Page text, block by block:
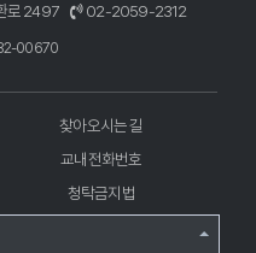
로 2497
02-2059-2312
00670
찾아오시는 길
교내전화번호
청탁금지법